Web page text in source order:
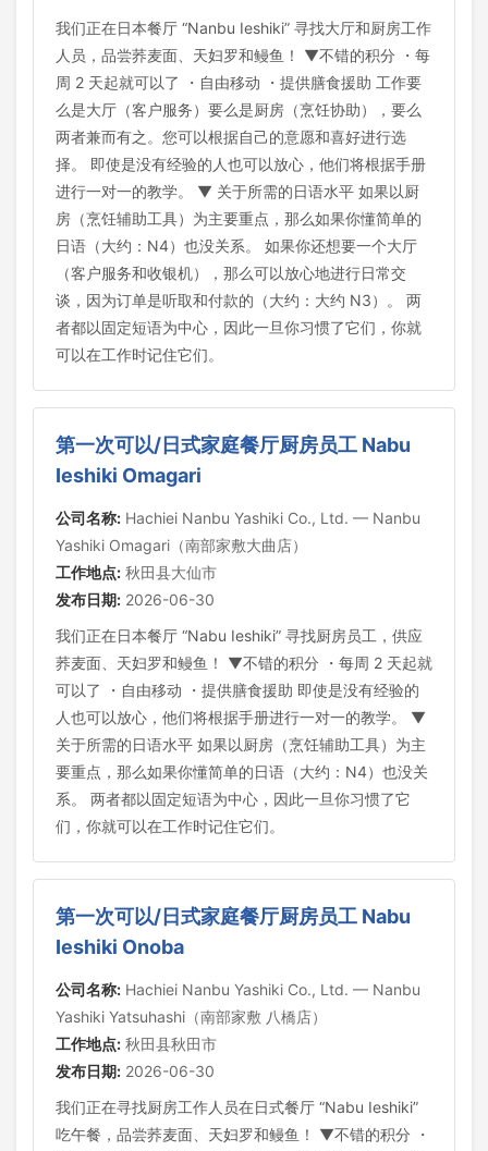
我们正在日本餐厅 “Nanbu Ieshiki” 寻找大厅和厨房工作
人员，品尝荞麦面、天妇罗和鳗鱼！ ▼不错的积分 ・每
周 2 天起就可以了 ・自由移动 ・提供膳食援助 工作要
么是大厅（客户服务）要么是厨房（烹饪协助），要么
两者兼而有之。您可以根据自己的意愿和喜好进行选
择。 即使是没有经验的人也可以放心，他们将根据手册
进行一对一的教学。 ▼ 关于所需的日语水平 如果以厨
房（烹饪辅助工具）为主要重点，那么如果你懂简单的
日语（大约：N4）也没关系。 如果你还想要一个大厅
（客户服务和收银机），那么可以放心地进行日常交
谈，因为订单是听取和付款的（大约：大约 N3）。 两
者都以固定短语为中心，因此一旦你习惯了它们，你就
可以在工作时记住它们。
第一次可以/日式家庭餐厅厨房员工 Nabu
Ieshiki Omagari
公司名称: Hachiei Nanbu Yashiki Co., Ltd. — Nanbu
Yashiki Omagari（南部家敷大曲店）
工作地点: 秋田县大仙市
发布日期: 2026-06-30
我们正在日本餐厅 “Nabu Ieshiki” 寻找厨房员工，供应
荞麦面、天妇罗和鳗鱼！ ▼不错的积分 ・每周 2 天起就
可以了 ・自由移动 ・提供膳食援助 即使是没有经验的
人也可以放心，他们将根据手册进行一对一的教学。 ▼
关于所需的日语水平 如果以厨房（烹饪辅助工具）为主
要重点，那么如果你懂简单的日语（大约：N4）也没关
系。 两者都以固定短语为中心，因此一旦你习惯了它
们，你就可以在工作时记住它们。
第一次可以/日式家庭餐厅厨房员工 Nabu
Ieshiki Onoba
公司名称: Hachiei Nanbu Yashiki Co., Ltd. — Nanbu
Yashiki Yatsuhashi（南部家敷 八橋店）
工作地点: 秋田县秋田市
发布日期: 2026-06-30
我们正在寻找厨房工作人员在日式餐厅 “Nabu Ieshiki”
吃午餐，品尝荞麦面、天妇罗和鳗鱼！ ▼不错的积分 ・